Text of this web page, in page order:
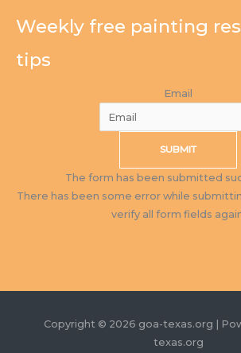
Weekly free painting
tips
Email
SUBMIT
The form has been submitted
There has been some error while
verify all form fields
Copyright © 2026 goa-texas.org |
texas.org